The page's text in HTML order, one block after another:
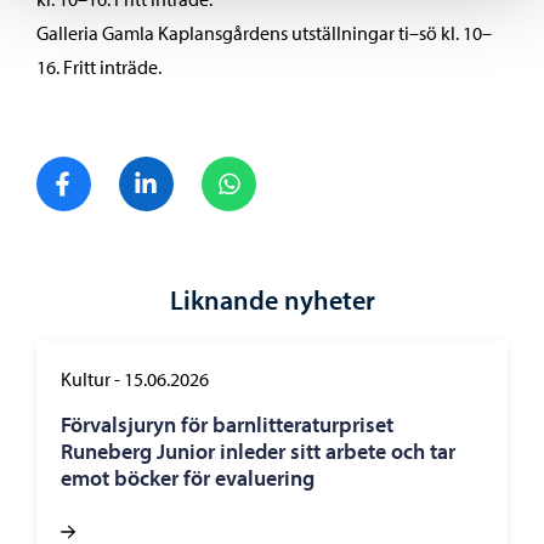
Galleria Gamla Kaplansgårdens utställningar ti–sö kl. 10–
16. Fritt inträde.
Dela på FacebookDela på LinkedIn
Liknande nyheter
Kultur- 15.06.2026
Förvalsjuryn för barnlitteraturpriset
Runeberg Junior inleder sitt arbete och tar
emot böcker för evaluering